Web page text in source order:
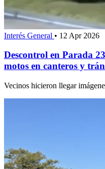
Interés General • 12 Apr 2026
Descontrol en Parada
motos en canteros y
Vecinos hicieron llegar